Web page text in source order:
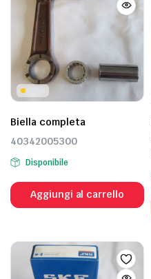
Biella completa
40342005300
Disponibile
Aggiungi al carrello